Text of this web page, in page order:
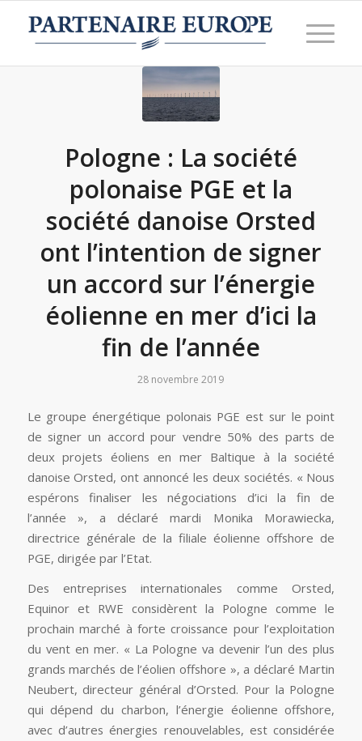
Pologne : La société
polonaise PGE et la
société danoise Orsted
ont l’intention de signer
un accord sur l’énergie
éolienne en mer d’ici la
fin de l’année
28 novembre 2019
Le groupe énergétique polonais PGE est sur le point
de signer un accord pour vendre 50% des parts de
deux projets éoliens en mer Baltique à la société
danoise Orsted, ont annoncé les deux sociétés. « Nous
espérons finaliser les négociations d’ici la fin de
l’année », a déclaré mardi Monika Morawiecka,
directrice générale de la filiale éolienne offshore de
PGE, dirigée par l’Etat.
Des entreprises internationales comme Orsted,
Equinor et RWE considèrent la Pologne comme le
prochain marché à forte croissance pour l’exploitation
du vent en mer. « La Pologne va devenir l’un des plus
grands marchés de l’éolien offshore », a déclaré Martin
Neubert, directeur général d’Orsted. Pour la Pologne
qui dépend du charbon, l’énergie éolienne offshore,
avec d’autres énergies renouvelables, est considérée